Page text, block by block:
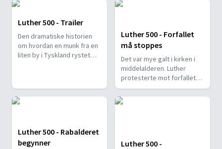
Luther 500 - Trailer
Den dramatiske historien
om hvordan en munk fra en
liten by i Tyskland rystet
Luther 500 - Forfallet
må stoppes
Det var mye galt i kirken i
middelalderen. Luther
protesterte mot forfallet
og avlatshandelen.
Luther 500 - Rabalderet
begynner
Luther 500 -